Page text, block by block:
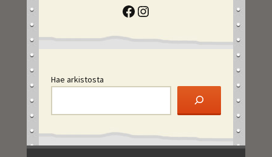
Facebook
Instagram
Hae arkistosta